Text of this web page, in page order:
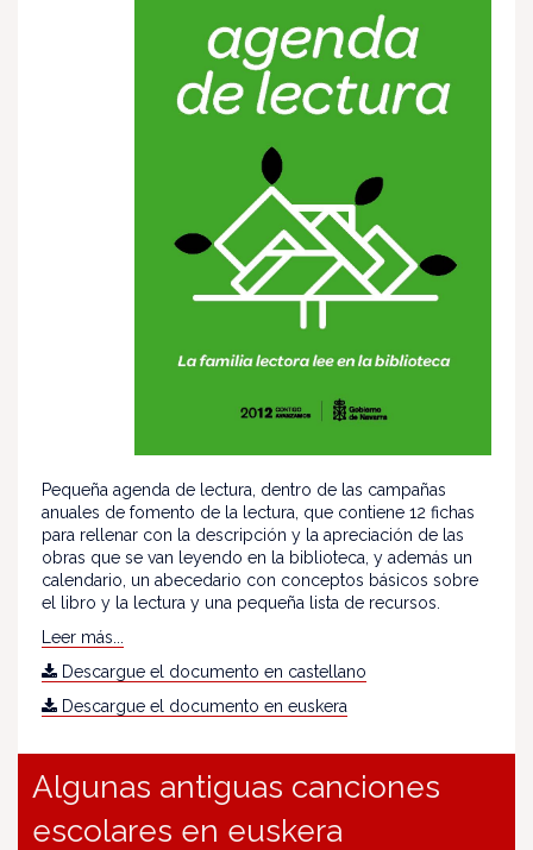
Pequeña agenda de lectura, dentro de las campañas
anuales de fomento de la lectura, que contiene 12 fichas
para rellenar con la descripción y la apreciación de las
obras que se van leyendo en la biblioteca, y además un
calendario, un abecedario con conceptos básicos sobre
el libro y la lectura y una pequeña lista de recursos.
Leer más...
Descargue el documento en castellano
Descargue el documento en euskera
Algunas antiguas canciones
escolares en euskera